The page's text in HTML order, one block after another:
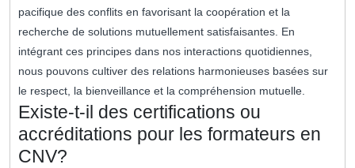
pacifique des conflits en favorisant la coopération et la
recherche de solutions mutuellement satisfaisantes. En
intégrant ces principes dans nos interactions quotidiennes,
nous pouvons cultiver des relations harmonieuses basées sur
le respect, la bienveillance et la compréhension mutuelle.
Existe-t-il des certifications ou
accréditations pour les formateurs en
CNV?